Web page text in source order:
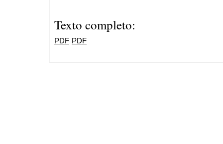
Texto completo:
PDF PDF